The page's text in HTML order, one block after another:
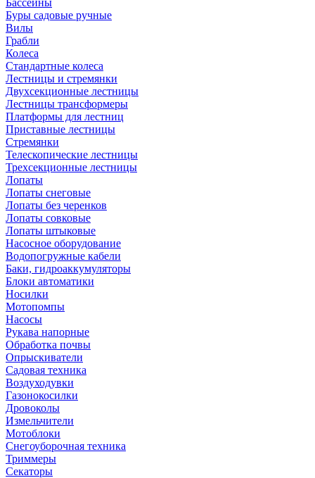
Бассейны
Буры садовые ручные
Вилы
Грабли
Колеса
Стандартные колеса
Лестницы и стремянки
Двухсекционные лестницы
Лестницы трансформеры
Платформы для лестниц
Приставные лестницы
Стремянки
Телескопические лестницы
Трехсекционные лестницы
Лопаты
Лопаты снеговые
Лопаты без черенков
Лопаты совковые
Лопаты штыковые
Насосное оборудование
Водопогружные кабели
Баки, гидроаккумуляторы
Блоки автоматики
Носилки
Мотопомпы
Насосы
Рукава напорные
Обработка почвы
Опрыскиватели
Садовая техника
Воздуходувки
Газонокосилки
Дровоколы
Измельчители
Мотоблоки
Снегоуборочная техника
Триммеры
Секаторы